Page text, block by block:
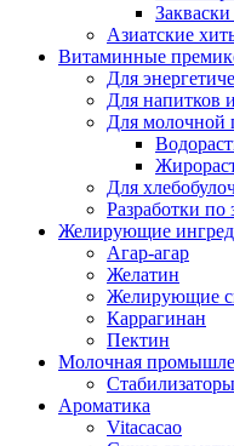
Азиатские
Витаминные
Для
Для напитков
Для молочной
Для
Разработки по
Желирующие
Агар-агар
Желатин
Желирующие
Каррагинан
Пектин
Молочная
Ароматика
Vitacacao